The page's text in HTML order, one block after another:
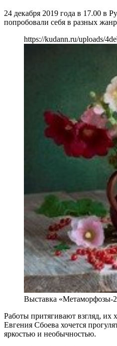
24 декабря 2019 года в 17.00 в
попробовали себя в разных
https://kudann.ru/uploads/
Выставка «Метаморфозы-
Работы притягивают взгляд, их
Евгения Сбоева хочется
яркостью и необычностью.